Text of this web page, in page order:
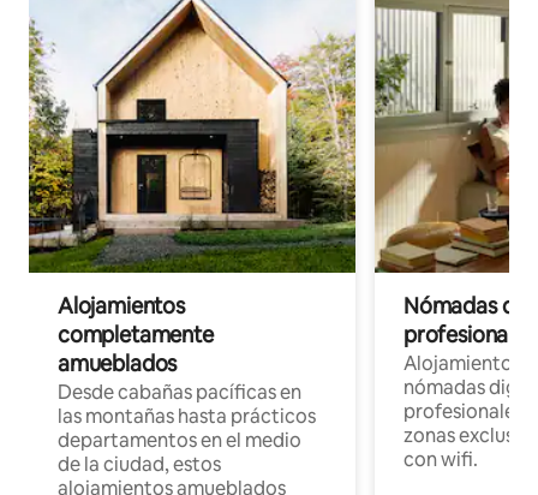
Alojamientos
completamente
amueblados
Desde cabañas pacíficas en
las montañas hasta prácticos
departamentos en el medio
de la ciudad, estos
alojamientos amueblados
Nómadas
Alojamientos
nómadas
profesionales
zonas
con wifi.